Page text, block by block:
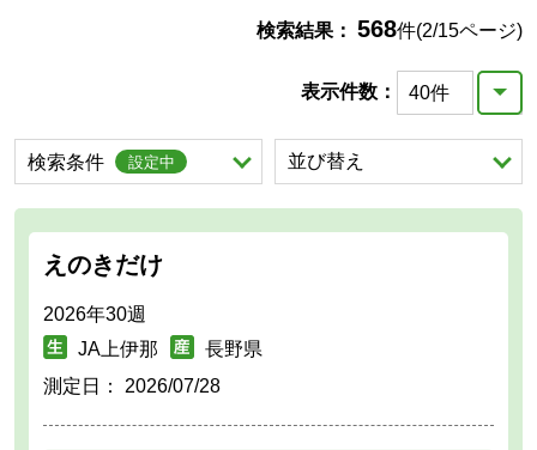
検索結果： 568件(2/15ページ)
表示件数：
検索条件 設定中 を展開する。並び替え
えのきだけ
2026年30週
JA上伊那
長野県
測定日： 2026/07/28